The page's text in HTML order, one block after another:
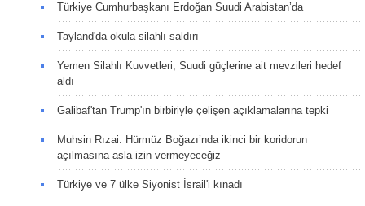
Türkiye Cumhurbaşkanı Erdoğan Suudi Arabistan’da
Tayland'da okula silahlı saldırı
Yemen Silahlı Kuvvetleri, Suudi güçlerine ait mevzileri hedef
aldı
Galibaf'tan Trump'ın birbiriyle çelişen açıklamalarına tepki
Muhsin Rızai: Hürmüz Boğazı’nda ikinci bir koridorun
açılmasına asla izin vermeyeceğiz
Türkiye ve 7 ülke Siyonist İsrail'i kınadı